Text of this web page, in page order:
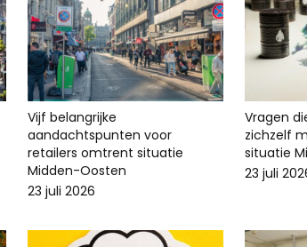
Vijf belangrijke
aandachtspunten voor
retailers omtrent situatie
Midden-Oosten
23 juli 2026
Vragen
zichzelf
situatie
23 juli